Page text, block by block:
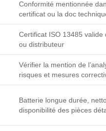
Conformité mentionnée
certificat ou la doc
Certificat ISO 13485 valide
ou distributeur
Vérifier la mention de
risques et mesures
Batterie longue durée,
disponibilité des pièces